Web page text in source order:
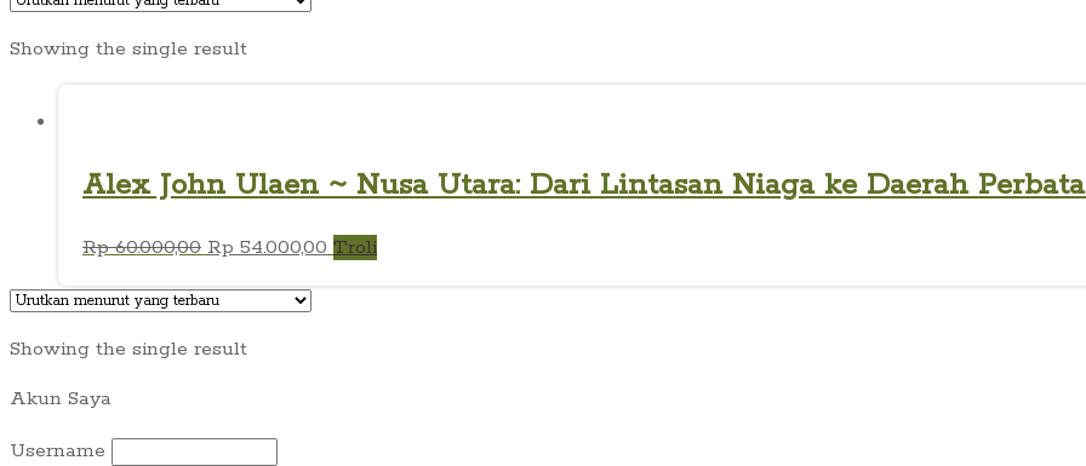
Showing the single result
Alex John Ulaen ~ Nusa Utara: Dari Lintasan Niaga ke Daerah
Rp60.000,00 Harga
adalah:
Rp54.000,00 Harga
Troli
Showing the single result
Akun Saya
Username